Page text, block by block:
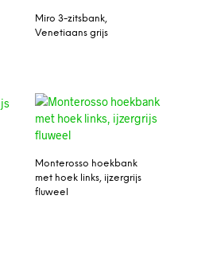
Miro 3-zitsbank,
Venetiaans grijs
Monterosso hoekbank
met hoek links, ijzergrijs
fluweel